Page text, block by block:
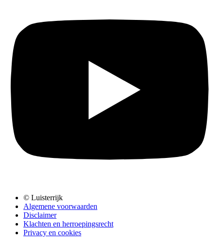
© Luisterrijk
Algemene voorwaarden
Disclaimer
Klachten en herroepingsrecht
Privacy en cookies